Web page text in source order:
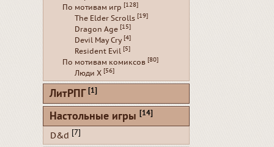
По мотивам игр [128]
The Elder Scrolls [19]
Dragon Age [15]
Devil May Cry [4]
Resident Evil [5]
По мотивам комиксов [80]
Люди Х [56]
ЛитРПГ [1]
Настольные игры [14]
D&d [7]